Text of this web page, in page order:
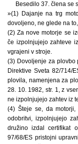
Besedilo 37. člena se
»(1) Dajanje na trg
dovoljeno, ne glede na
(2) Za nove motorje se
če izpolnjujejo zahteve
vgrajeni v stroje.
(3) Dovoljenje za plovbo
Direktive Sveta 82/714/
plovila, namenjena za
28. 10. 1982, str. 1, z
ne izpolnjujejo zahtev iz
(4) Šteje se, da
odobritvi, izpolnjujejo
družino izdal certifikat
97/68/ES pristojni